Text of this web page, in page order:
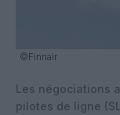
©Finnair
Les négociations
pilotes de ligne